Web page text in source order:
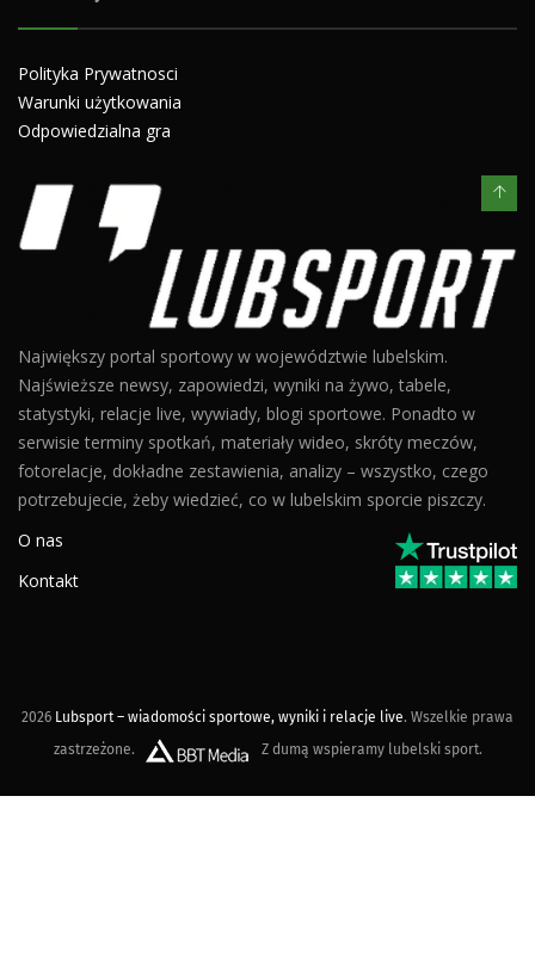
Polityka Prywatnosci
Warunki użytkowania
Odpowiedzialna gra
Największy portal sportowy w województwie lubelskim.
Najświeższe newsy, zapowiedzi, wyniki na żywo, tabele,
statystyki, relacje live, wywiady, blogi sportowe. Ponadto w
serwisie terminy spotkań, materiały wideo, skróty meczów,
fotorelacje, dokładne zestawienia, analizy – wszystko, czego
potrzebujecie, żeby wiedzieć, co w lubelskim sporcie piszczy.
O nas
Kontakt
2026 Lubsport – wiadomości sportowe, wyniki i relacje live. Wszelkie prawa
zastrzeżone.
Z dumą wspieramy lubelski sport.